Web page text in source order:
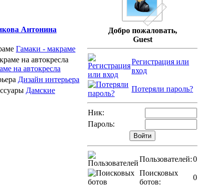
Антонина
Гамаки - макраме
на автокресла
Дизайн интерьера
Дамские
Добро пожаловать,
Guest
Регистрация или
вход
Потеряли пароль?
Ник:
Пароль:
Пользователей:0
Поисковых
ботов:
0